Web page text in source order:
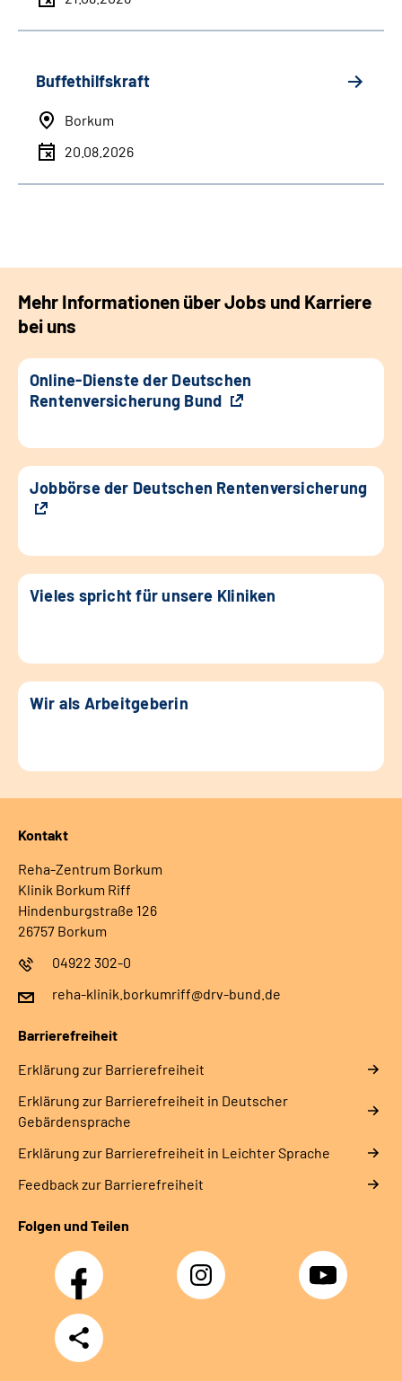
Buffethilfskraft
Borkum
20.08.2026
Mehr Informationen über Jobs und Karriere
bei uns
Online-Dienste der Deutschen
Rentenversicherung Bund
Jobbörse der Deutschen Rentenversicherung
Vieles spricht für unsere Kliniken
Wir als Arbeitgeberin
Kontakt
Reha-Zentrum Borkum
Klinik Borkum Riff
Hindenburgstraße 126
26757 Borkum
04922 302-0
reha-klinik.borkumriff@drv-bund.de
Barrierefreiheit
Erklärung zur Barrierefreiheit
Erklärung zur Barrierefreiheit in Deutscher
Gebärdensprache
Erklärung zur Barrierefreiheit in Leichter Sprache
Feedback zur Barrierefreiheit
Folgen und Teilen
Facebook Instagram YouTube
Teilen